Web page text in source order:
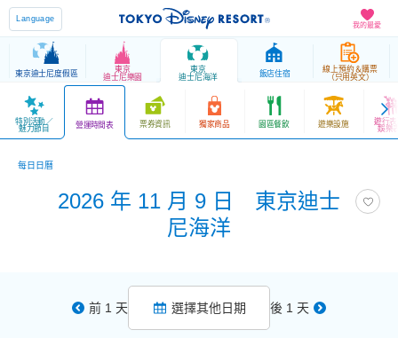
我的最愛
Language
東京迪士尼度假區
東京
迪士尼樂園
東京
迪士尼海洋
飯店住宿
線上預約＆購票
（只用英文）
特別活動／
魅力節目 營運時間表 票券資訊 獨家商品 園區餐飲 遊樂設施 遊行表
娛樂
每日日曆
2026 年 11 月 9 日 東京迪士
尼海洋
前 1 天 選擇其他日期 後 1 天